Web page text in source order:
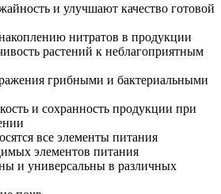
и улучшают качество готовой
нитратов в продукции
растений к неблагоприятным
грибными и бактериальными
и сохранность продукции при
все элементы питания
элементов питания
и универсальны в различных